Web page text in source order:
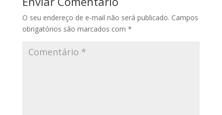
O seu endereço de e-mail não será publicado. Campos
obrigatórios são marcados com *